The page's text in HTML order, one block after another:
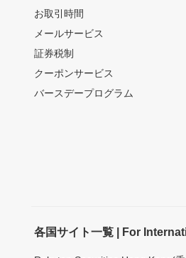
お取引時間
メールサービス
証券税制
クーポンサービス
バースデープログラム
各国サイト一覧 | For